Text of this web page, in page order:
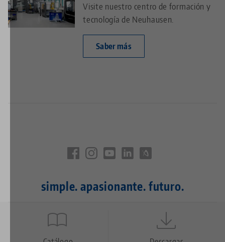
Visite nuestro centro de formación y
tecnología de Neuhausen.
Saber más
simple. apasionante. futuro.
Quicklinks